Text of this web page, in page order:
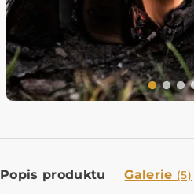
Popis produktu Galerie (5)